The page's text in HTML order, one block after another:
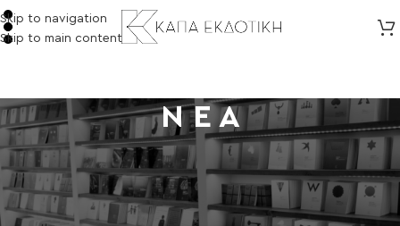
Skip to navigation
Skip to main content
Ν Ε Α
NEA
ΒΡΑΒΕΥΣΗ ΤΟΥ ΔΙΑΣΧΟΛΙΚΟΥ
ΜΑΘΗΤΙΚΟΥ ΠΕΡΙΟΔΙΚΟΥ